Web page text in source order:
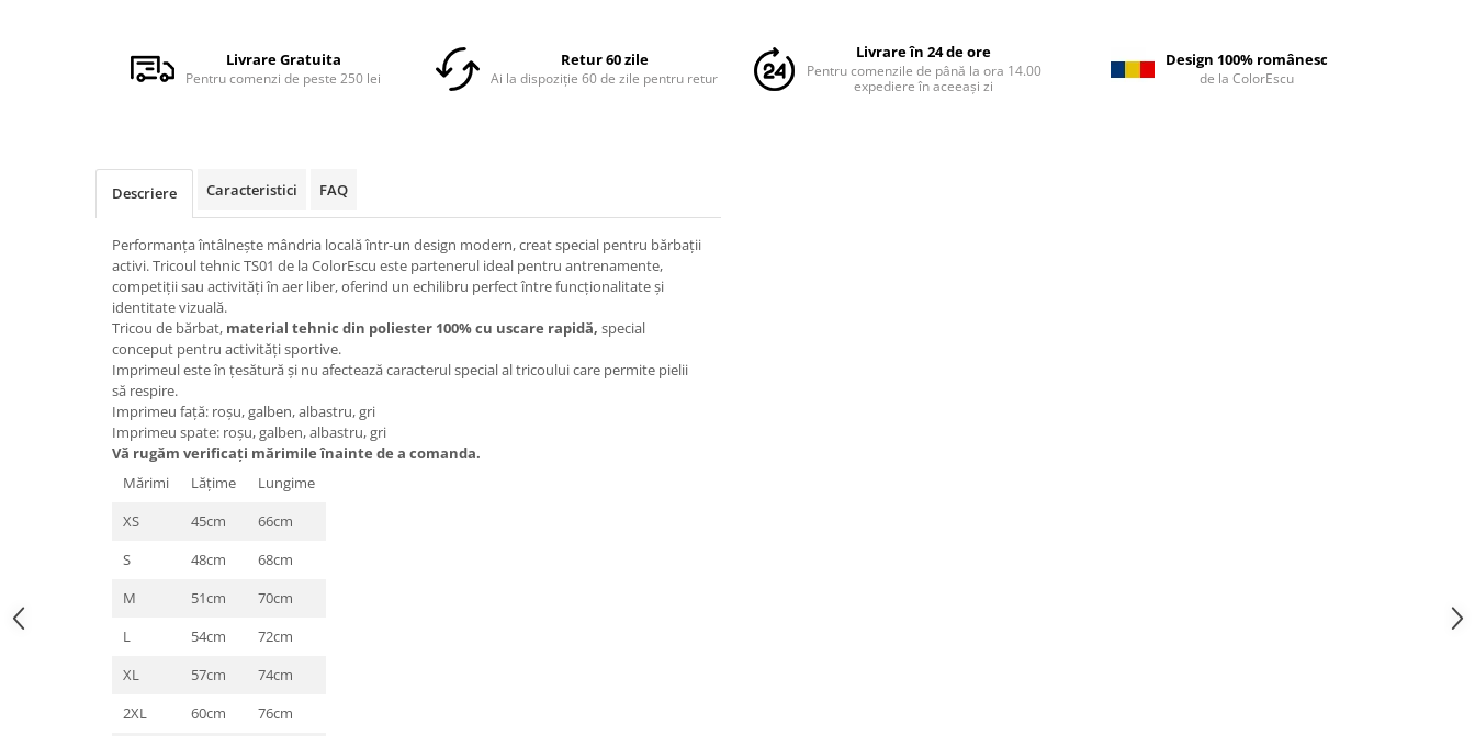
Facebook
Livrare Gratuita
Pentru comenzi de peste 250 lei
Retur 60 zile
Ai la dispoziție 60 de zile pentru retur
Livrare în 24 de ore
Pentru comenzile de până la ora 14.00
expediere în aceeași zi
Design 100% românesc
de la ColorEscu
Descriere Caracteristici FAQ
Performanța întâlnește mândria locală într-un design modern, creat special pentru bărbații
activi. Tricoul tehnic TS01 de la ColorEscu este partenerul ideal pentru antrenamente,
competiții sau activități în aer liber, oferind un echilibru perfect între funcționalitate și
identitate vizuală.
Tricou de bărbat, material tehnic din poliester 100% cu uscare rapidă, special
conceput pentru activități sportive.
Imprimeul este în țesătură și nu afectează caracterul special al tricoului care permite pielii
să respire.
Imprimeu față: roșu, galben, albastru, gri
Imprimeu spate: roșu, galben, albastru, gri
Vă rugăm verificaţi mărimile înainte de a comanda.
Mărimi
Lăţime
Lungime
XS
45cm
66cm
S
48cm
68cm
M
51cm
70cm
L
54cm
72cm
XL
57cm
74cm
2XL
60cm
76cm